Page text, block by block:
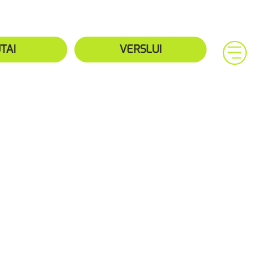
VERSLUI